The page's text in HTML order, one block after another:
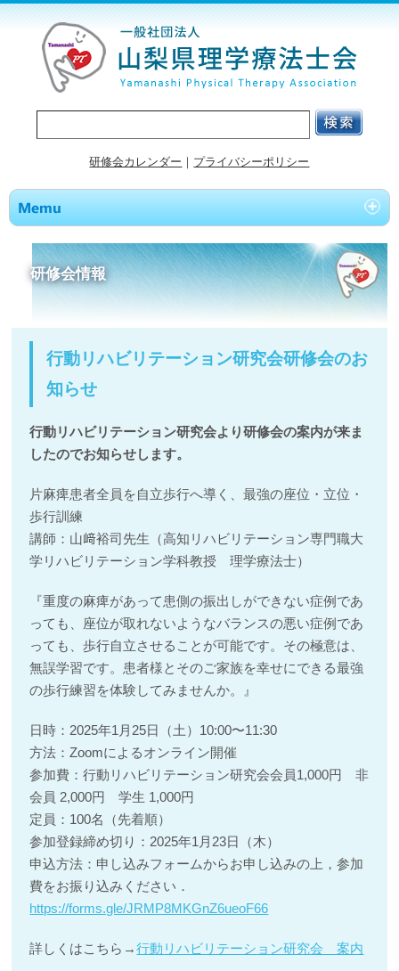
研修会カレンダー ｜ プライバシーポリシー
研修会情報
行動リハビリテーション研究会研修会のお
知らせ
行動リハビリテーション研究会より研修会の案内が来ま
したのでお知らせします。
片麻痺患者全員を自立歩行へ導く、最強の座位・立位・
歩行訓練
講師：山﨑裕司先生（高知リハビリテーション専門職大
学リハビリテーション学科教授 理学療法士）
『重度の麻痺があって患側の振出しができない症例であ
っても、座位が取れないようなバランスの悪い症例であ
っても、歩行自立させることが可能です。その極意は、
無誤学習です。患者様とそのご家族を幸せにできる最強
の歩行練習を体験してみませんか。』
日時：2025年1月25日（土）10:00〜11:30
方法：Zoomによるオンライン開催
参加費：行動リハビリテーション研究会会員1,000円 非
会員 2,000円 学生 1,000円
定員：100名（先着順）
参加登録締め切り：2025年1月23日（木）
申込方法：申し込みフォームからお申し込みの上，参加
費をお振り込みください．
https://forms.gle/JRMP8MKGnZ6ueoF66
詳しくはこちら→行動リハビリテーション研究会 案内